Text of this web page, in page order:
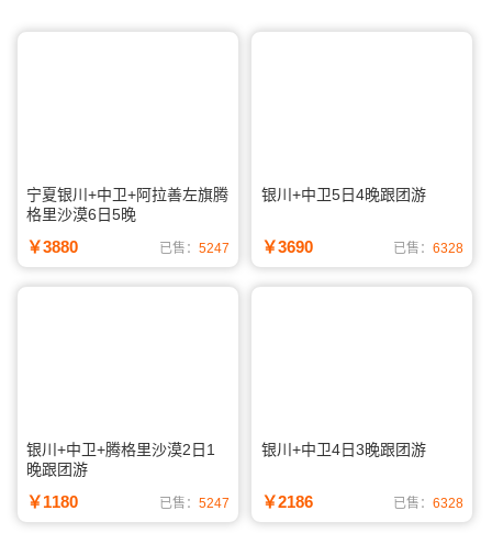
宁夏银川+中卫+阿拉善左旗腾
格里沙漠6日5晚
￥3880 已售： 5247
银川+中卫5日4晚跟团游
￥3690 已售：6328
银川+中卫+腾格里沙漠2日1
晚跟团游
￥1180 已售： 5247
银川+中卫4日3晚跟团游
￥2186 已售：6328